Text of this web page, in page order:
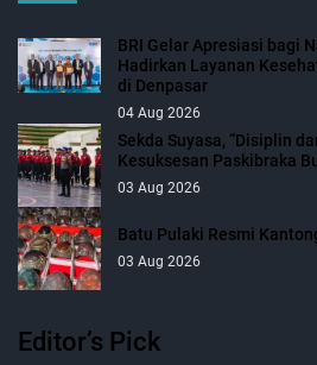
BRI Gelar Apresiasi bagi
Hadirkan Layanan
di Denpasar
04 Aug 2026
Sekda Suyasa, “Disiplin
Kesuksesan Paskibraka
03 Aug 2026
Batu Pulaki Resmi
03 Aug 2026
Editor’s Pick